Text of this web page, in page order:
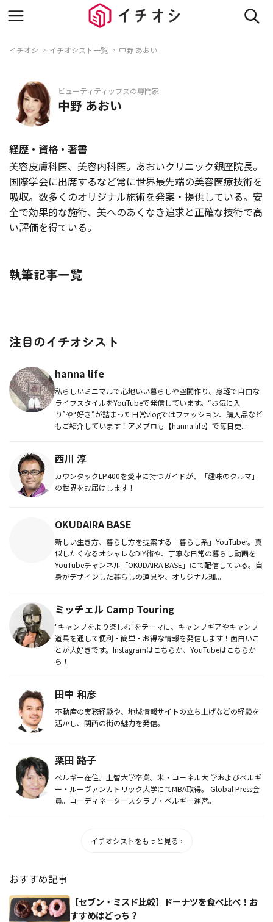
イチオシ イチオシスト一覧 中野 あおい
ビューティティップスの専門家
中野 あおい
経歴・資格・著書
美容皮膚科医、美容内科医。あおいクリニック銀座院長。
国際学会に出席するなど常に世界最先端の美容医療技術を
吸収。数多くのオリジナル施術を発案・提供している。安
全で効果的な施術、美へのあくなき追求と正確な技術で高
い評価を得ている。
執筆記事一覧
注目のイチオシスト
hanna life
私らしいミニマルで心地いい暮らしや空間作り、身軽で自由な
ライフスタイルをYouTubeで発信しています。“お気に入
り”や“好き”が詰まった日常vlogではファッション、購入品など
もご紹介しています！アメブロも【hanna life】で毎日更...
西川 淳
カウンタックLP400を愛車に持つガイドが、「趣味のクルマ」
の世界をお届けします！
OKUDAIRA BASE
新しい生き方、暮らし方を提案する「暮らし系」YouTuber。真
似したくなるオシャレなDIY術や、丁寧な日常の暮らし動画を
YouTubeチャンネル「OKUDAIRA BASE」にて配信している。自
身がデザインした暮らしの道具や、オリジナル珈...
ミッチェル Camp Touring
"キャンプをより楽しむ"をテーマに、キャンプギアやキャンプ
道具を通して便利・簡単・お得な情報を発信します！面白いこ
とが大好きです。Instagramはこちらか、YouTubeはこちらか
ら！
田中 和彦
不動産の実務経験や、地域情報サイトの立ち上げなどの経験を
活かし、関西の街の魅力を発信。
栗田 路子
ベルギー在住。上智大学卒業。米・コーネル大 学およびベルギ
ー・ルーヴァンカトリック大学にてMBA取得。 Global Press会
員。コーディネータースクラブ・ベルギー運営。
イチオシストをもっと見る ›
おすすめ記事
【セブン・ミスド比較】ドーナツを食べ比べ！お
すすめはどっち？